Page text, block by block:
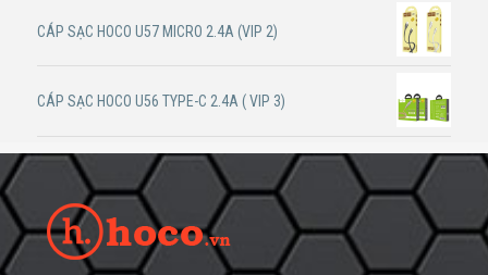
CÁP SẠC HOCO U57 MICRO 2.4A (VIP 2)
CÁP SẠC HOCO U56 TYPE-C 2.4A ( VIP 3)